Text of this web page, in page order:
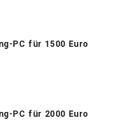
PC für 1500 Euro
PC für 2000 Euro